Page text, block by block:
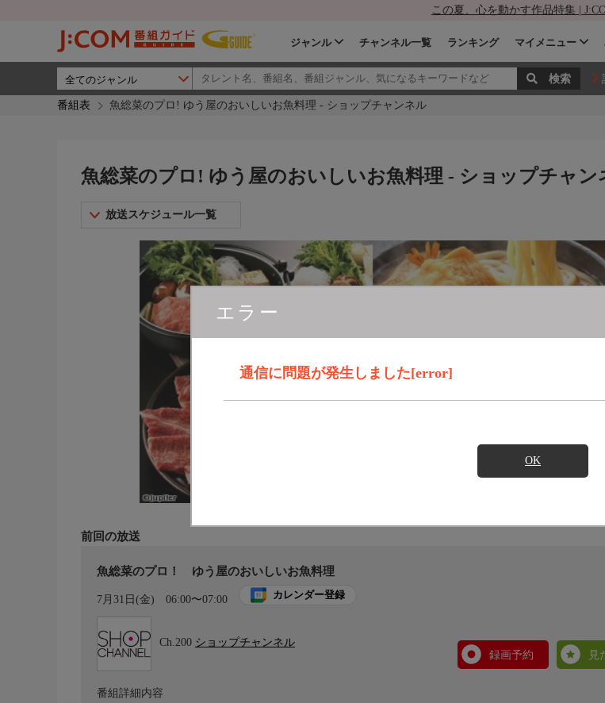
この夏、心を動かす作品特集 |
ジャンル チャンネル一覧 ランキング マイメニュー
番組表 魚総菜のプロ! ゆう屋のおいしいお魚料理 - ショップチャンネル
エラー
通信に問題が発生しました[error]
OK
魚総菜のプロ! ゆう屋のおいしいお魚料理 - ショップチャン
放送スケジュール一覧
前回の放送
魚総菜のプロ！ ゆう屋のおいしいお魚料理
7月31日(金) 06:00〜07:00 カレンダー登録
Ch.200 ショップチャンネル
録画予約
見
番組詳細内容